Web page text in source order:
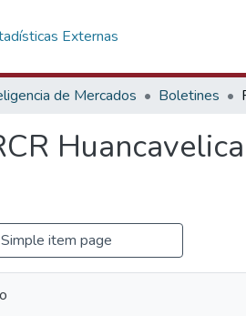
Externas
de Mercados Boletines
Simple item page